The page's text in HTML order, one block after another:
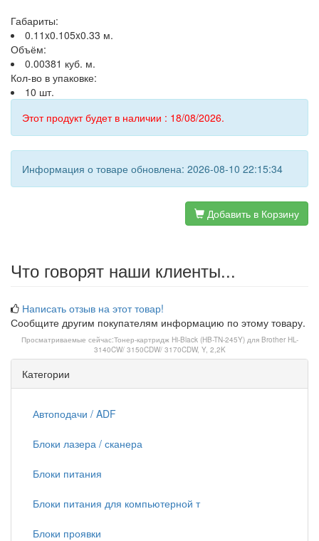
Габариты:
0.11x0.105x0.33 м.
Объём:
0.00381 куб. м.
Кол-во в упаковке:
10 шт.
Этот продукт будет в наличии : 18/08/2026.
Информация о товаре обновлена: 2026-08-10 22:15:34
Добавить в Корзину
Что говорят наши клиенты...
Написать отзыв на этот товар!
Сообщите другим покупателям информацию по этому товару.
Просматриваемые сейчас:Тонер-картридж Hi-Black (HB-TN-245Y) для Brother HL-
3140CW/ 3150CDW/ 3170CDW, Y, 2,2K
Категории
Автоподачи / ADF
Блоки лазера / сканера
Блоки питания
Блоки питания для компьютерной т
Блоки проявки